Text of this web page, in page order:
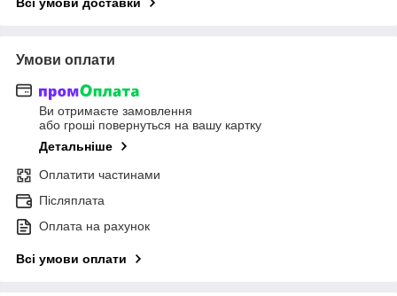
Умови оплати
Ви отримаєте замовлення
або гроші повернуться на вашу картку
Детальніше
Оплатити частинами
Післяплата
Оплата на рахунок
Всі умови оплати